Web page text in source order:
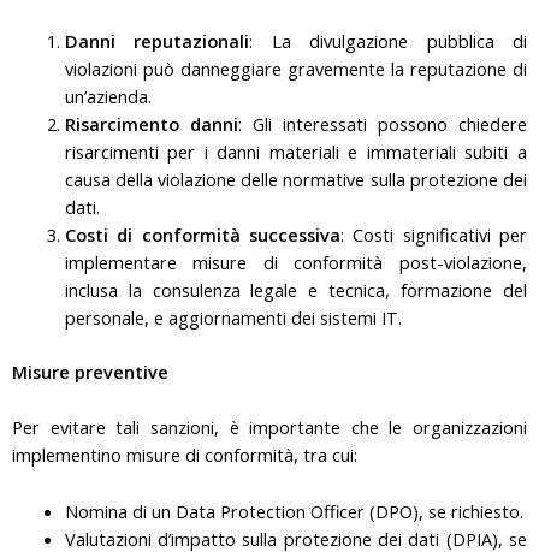
Danni reputazionali: La divulgazione pubblica di
violazioni può danneggiare gravemente la reputazione di
un’azienda.
Risarcimento danni: Gli interessati possono chiedere
risarcimenti per i danni materiali e immateriali subiti a
causa della violazione delle normative sulla protezione dei
dati.
Costi di conformità successiva: Costi significativi per
implementare misure di conformità post-violazione,
inclusa la consulenza legale e tecnica, formazione del
personale, e aggiornamenti dei sistemi IT.
Misure preventive
Per evitare tali sanzioni, è importante che le organizzazioni
implementino misure di conformità, tra cui:
Nomina di un Data Protection Officer (DPO), se richiesto.
Valutazioni d’impatto sulla protezione dei dati (DPIA), se